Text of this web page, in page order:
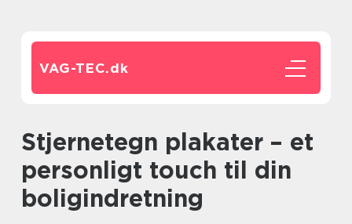
VAG-TEC.dk
Stjernetegn plakater – et
personligt touch til din
boligindretning